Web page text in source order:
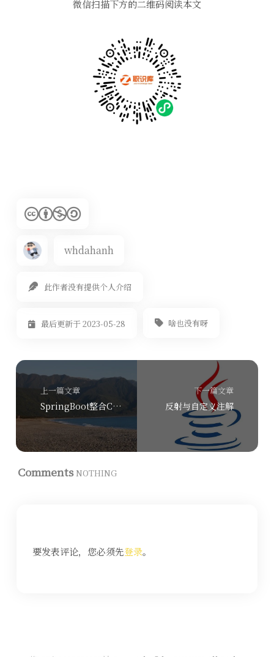
微信扫描下方的二维码阅读本文
whdahanh
此作者没有提供个人介绍
最后更新于 2023-05-28 啥也没有呀
上一篇文章
SpringBoot整合Canal+RabbitMQ监听数据变更~
下一篇文章
反射与自定义注解
Comments NOTHING
要发表评论，您必须先登录。